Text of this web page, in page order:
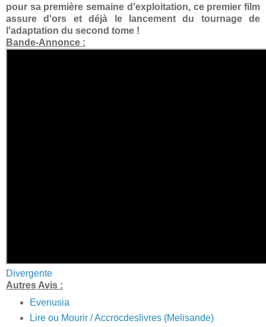
pour sa première semaine d'exploitation, ce premier film
assure d'ors et déjà le lancement du tournage de
l'adaptation du second tome !
Bande-Annonce :
Divergente
Autres Avis :
Evenusia
Lire ou Mourir / Accrocdeslivres (Melisande)